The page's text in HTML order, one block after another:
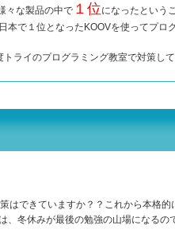
々な製品の中で １位になったという
本で１位となったKOOVを使ってプロ
ライのプログラミング教室で対策し
はできていますか？？これから本格
、冬休みが最後の勉強の山場になるの